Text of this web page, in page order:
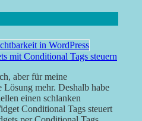
mit Conditional Tags steuern
aber für meine
mehr. Deshalb habe
einen schlanken
Conditional Tags steuert